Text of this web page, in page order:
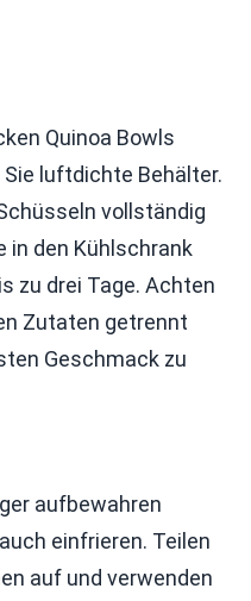
Quinoa Bowls
luftdichte Behälter.
vollständig
in den Kühlschrank
zu drei Tage. Achten
Zutaten getrennt
Geschmack zu
aufbewahren
einfrieren. Teilen
auf und verwenden